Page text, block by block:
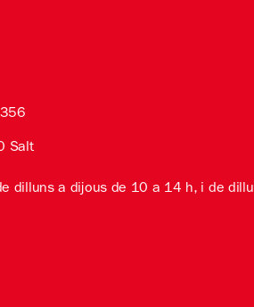
Salt
dilluns a dijous de 10 a 14 h, i de